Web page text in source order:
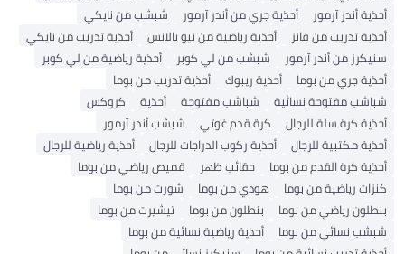
أحذية أندر آرمور
أحذية جري من أندر آرمور
شبشب من نايكي
أحذية تدريب من فانز
أحذية رياضية من نيو بالانس
أحذية تدريب من نايكي
سنيكرز من أندر آرمور
شبشب من لي كوبر
أحذية رياضية من لي كوبر
أحذية جري من بوما
أحذية ريبوك
أحذية تدريب من بوما
شباشب مفتوحة نسائية
شباشب مفتوحة أحذية
كروكس
أحذية كرة سلة للرجال
كرة قدم غوتي
شبشب أندر آرمور
أحذية مكتبية للرجال
أحذية ركوب الدراجات للرجال
أحذية رياضية للرجال
أحذية كرة القدم من بوما
حقائب ظهر
قميص رياضي من بوما
كنزات رياضية من بوما
هودي من بوما
شورت من بوما
بنطلون رياضي من بوما
بنطلون من بوما
تيشيرت من بوما
شبشب نسائي من بوما
أحذية رياضية نسائية من بوما